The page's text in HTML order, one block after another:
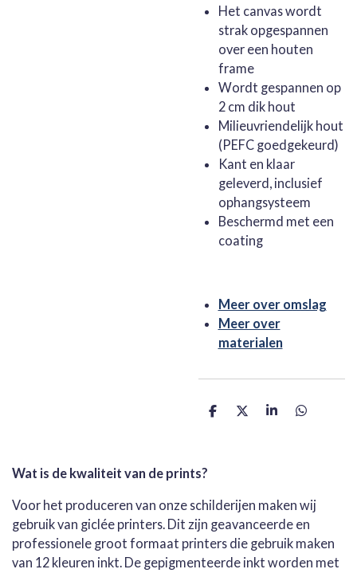
Het canvas wordt
strak opgespannen
over een houten
frame
Wordt gespannen op
2 cm dik hout
Milieuvriendelijk hout
(PEFC goedgekeurd)
Kant en klaar
geleverd, inclusief
ophangsysteem
Beschermd met een
coating
Meer over omslag
Meer over
materialen
D
D
S
D
Wat is de kwaliteit van de prints?
Voor het produceren van onze schilderijen maken wij
gebruik van giclée printers. Dit zijn geavanceerde en
professionele groot formaat printers die gebruik maken
van 12 kleuren inkt. De gepigmenteerde inkt worden met